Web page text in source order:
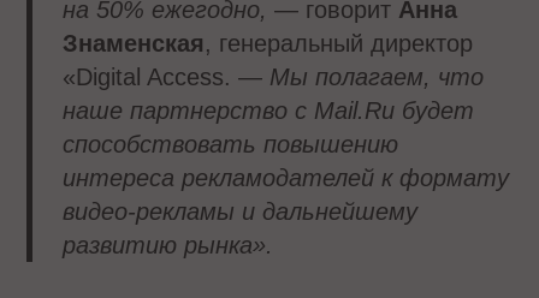
на 50% ежегодно, — говорит Анна
Знаменская, генеральный директор
«Digital Access. — Мы полагаем, что
наше партнерство с Mail.Ru будет
способствовать повышению
интереса рекламодателей к формату
видео-рекламы и дальнейшему
развитию рынка».